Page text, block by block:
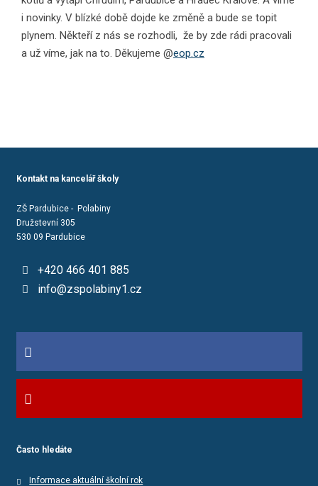
i novinky. V blízké době dojde ke změně a bude se topit
plynem. Někteří z nás se rozhodli, že by zde rádi pracovali
a už víme, jak na to. Děkujeme @eop.cz
Kontakt na kancelář školy
ZŠ Pardubice - Polabiny
Družstevní 305
530 09 Pardubice
+420 466 401 885
info@zspolabiny1.cz
Často hledáte
Informace aktuální školní rok